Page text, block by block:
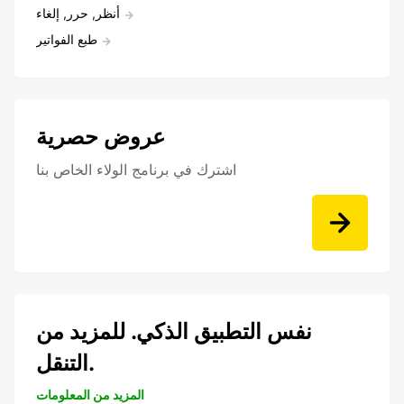
أنظر, حرر, إلغاء
طبع الفواتير
عروض حصرية
اشترك في برنامج الولاء الخاص بنا
نفس التطبيق الذكي. للمزيد من
التنقل.
المزيد من المعلومات